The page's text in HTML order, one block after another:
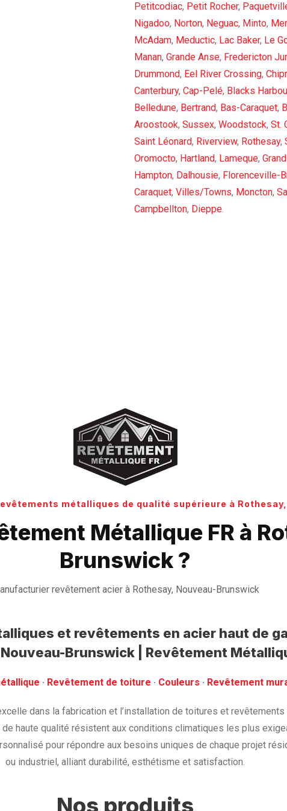
Petitcodiac, Petit Rocher,
Nigadoo, Norton, Neguac, Minto,
McAdam, Meductic, Lac Baker, Le
Manan, Grande Anse, Fredericton
Drummond, Eel River Crossing,
Canterbury, Cap-Pelé, Blacks
Belledune, Bertrand, Bas-Caraquet,
Aroostook, Sussex, Woodstock, St.
Saint Léonard, Riverview, Rothesay,
Oromocto, Hartland, Lameque,
Hampton, Dalhousie, Florenceville-
Caraquet, Villes/Towns, Moncton,
Campbellton, Dieppe.
métalliques de qualité supérieure à
Métallique FR à
Brunswick ?
revêtement acier à Rothesay, Nouveau-Brunswick
et revêtements en acier haut de
Brunswick | Revêtement
· ‎ Revêtement de toiture · ‎ Couleurs · ‎Revêtement
dans la fabrication et l’installation de toitures et
de haute qualité résistent aux conditions climatiques les plus
pour répondre aux besoins uniques de chaque projet
ou industriel, alliant durabilité, esthétisme et satisfaction.
Nos produits